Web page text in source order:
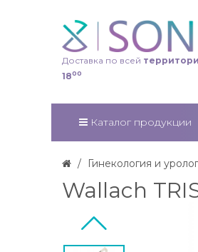
Доставка по всей
1800
Каталог продукции
Гинекология и
Wallach